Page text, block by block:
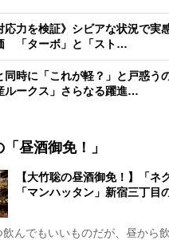
応力を検証》シビアな状況で実
「ターボ」と「スト…
同時に「これが軽？」と戸惑う
ークス」さらなる躍進…
昼酒御免！」
【大竹聡の昼酒御免！】「ネ
「マンハッタン」新宿三丁
んでもいいものだが、昼から